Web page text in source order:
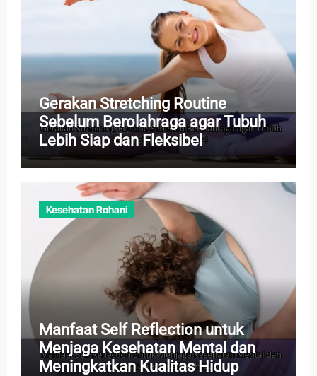
Gerakan Stretching Routine
Sebelum Berolahraga agar Tubuh
Lebih Siap dan Fleksibel
Kesehatan Rohani
Manfaat Self Reflection untuk
Menjaga Kesehatan Mental dan
Meningkatkan Kualitas Hidup